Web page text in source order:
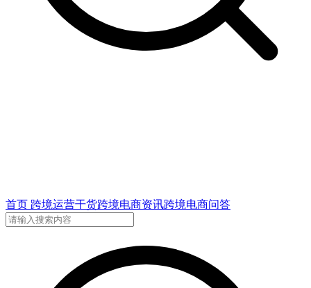
首页 跨境运营干货跨境电商资讯跨境电商问答